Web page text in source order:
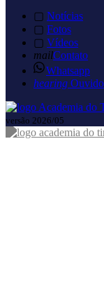
▢ Notícias
▢ Fotos
▢ Vídeos
mailContato
Whatsapp
hearing
versão 2026/05